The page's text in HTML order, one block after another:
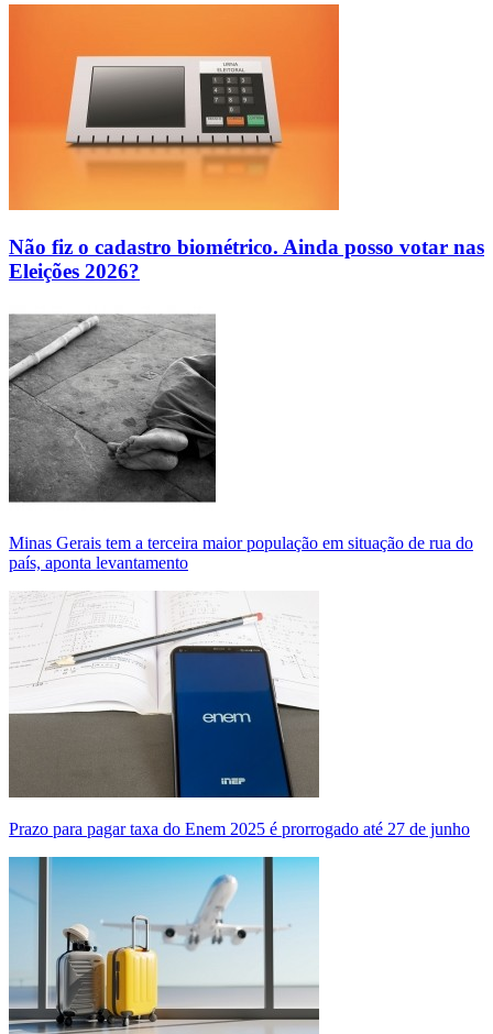
Não fiz o cadastro biométrico. Ainda posso votar nas
Eleições 2026?
Minas Gerais tem a terceira maior população em situação de rua do
país, aponta levantamento
Prazo para pagar taxa do Enem 2025 é prorrogado até 27 de junho